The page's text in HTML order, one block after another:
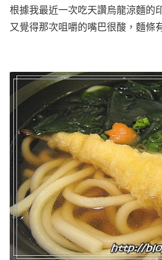
根據我最近一次吃天讚烏龍涼麵的
又覺得那次咀嚼的嘴巴很酸，麵條